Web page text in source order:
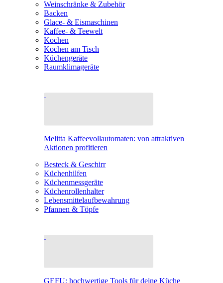
Weinschränke & Zubehör
Backen
Glace- & Eismaschinen
Kaffee- & Teewelt
Kochen
Kochen am Tisch
Küchengeräte
Raumklimageräte
Melitta Kaffeevollautomaten: von attraktiven
Aktionen profitieren
Besteck & Geschirr
Küchenhilfen
Küchenmessgeräte
Küchenrollenhalter
Lebensmittelaufbewahrung
Pfannen & Töpfe
GEFU: hochwertige Tools für deine Küche